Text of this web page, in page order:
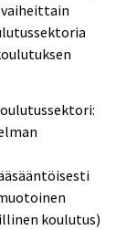
vaiheittain
koulutus)